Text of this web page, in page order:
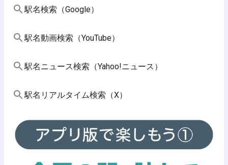
駅名検索（Google）
駅名動画検索（YouTube）
駅名ニュース検索（Yahoo!ニュース）
駅名リアルタイム検索（X）